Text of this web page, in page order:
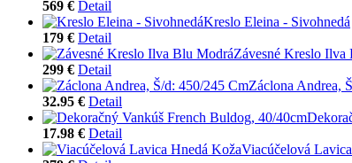
569 € Detail
Kreslo Eleina - Sivohnedá
179 € Detail
Závesné Kreslo Ilva
299 € Detail
Záclona Andrea,
32.95 € Detail
17.98 € Detail
Viacúčelová